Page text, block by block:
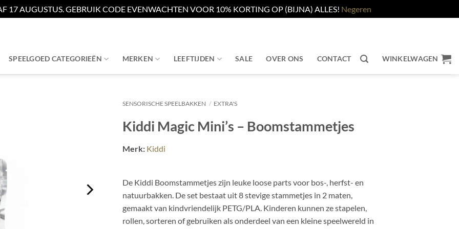
17 AUGUSTUS. GEBRUIK CODE EVENWACHTEN VOOR 10% KORTING OP (BIJNA) ALLES! Negeren
SPEELGOED CATEGORIEËN MERKEN LEEFTIJDEN SALE OVER ONS CONTACT WINKELWAGEN
SENSORISCHE SPEELBAKKEN / EXTRA'S
Kiddi Magic Mini’s – Boomstammetjes
Merk: Kiddi
De Kiddi Boomstammetjes zijn leuke loose parts voor bos-, herfst- en
natuurbakken. De set bestaat uit 8 stevige stammetjes in 2 maten,
gemaakt van kindvriendelijk PETG/PLA. Kinderen kunnen ze stapelen,
rollen, sorteren of gebruiken als onderdeel van een kleine speelwereld in